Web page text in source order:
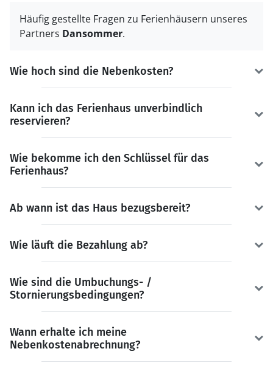
Häufig gestellte Fragen zu Ferienhäusern unseres
Partners Dansommer.
Wie hoch sind die Nebenkosten?
Kann ich das Ferienhaus unverbindlich
reservieren?
Wie bekomme ich den Schlüssel für das
Ferienhaus?
Ab wann ist das Haus bezugsbereit?
Wie läuft die Bezahlung ab?
Wie sind die Umbuchungs- /
Stornierungsbedingungen?
Wann erhalte ich meine
Nebenkostenabrechnung?